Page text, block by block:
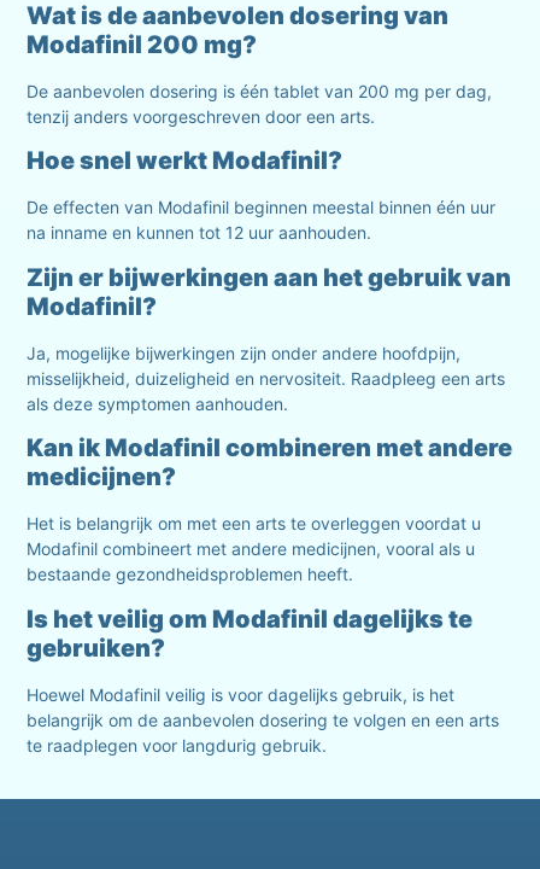
Wat is de aanbevolen dosering van
Modafinil 200 mg?
De aanbevolen dosering is één tablet van 200 mg per dag,
tenzij anders voorgeschreven door een arts.
Hoe snel werkt Modafinil?
De effecten van Modafinil beginnen meestal binnen één uur
na inname en kunnen tot 12 uur aanhouden.
Zijn er bijwerkingen aan het gebruik van
Modafinil?
Ja, mogelijke bijwerkingen zijn onder andere hoofdpijn,
misselijkheid, duizeligheid en nervositeit. Raadpleeg een arts
als deze symptomen aanhouden.
Kan ik Modafinil combineren met andere
medicijnen?
Het is belangrijk om met een arts te overleggen voordat u
Modafinil combineert met andere medicijnen, vooral als u
bestaande gezondheidsproblemen heeft.
Is het veilig om Modafinil dagelijks te
gebruiken?
Hoewel Modafinil veilig is voor dagelijks gebruik, is het
belangrijk om de aanbevolen dosering te volgen en een arts
te raadplegen voor langdurig gebruik.